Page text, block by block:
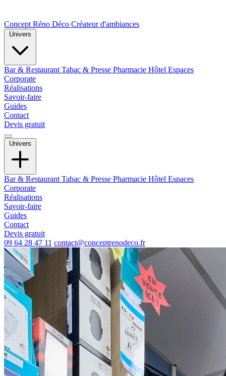
Concept Réno Déco Créateur d'ambiances
Bar & Restaurant Tabac & Presse Pharmacie Hôtel Espaces
Corporate
Réalisations
Savoir-faire
Guides
Contact
Devis gratuit
Univers
Bar & Restaurant Tabac & Presse Pharmacie Hôtel Espaces
Corporate
Réalisations
Savoir-faire
Guides
Contact
Devis gratuit
09 64 28 47 11 contact@conceptrenodeco.fr